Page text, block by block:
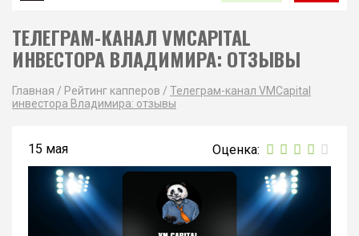
ТЕЛЕГРАМ-КАНАЛ VMCAPITAL
ИНВЕСТОРА ВЛАДИМИРА: ОТЗЫВЫ
Главная / Рейтинг капперов / Телеграм-канал VMCapital
инвестора Владимира: отзывы
15 мая